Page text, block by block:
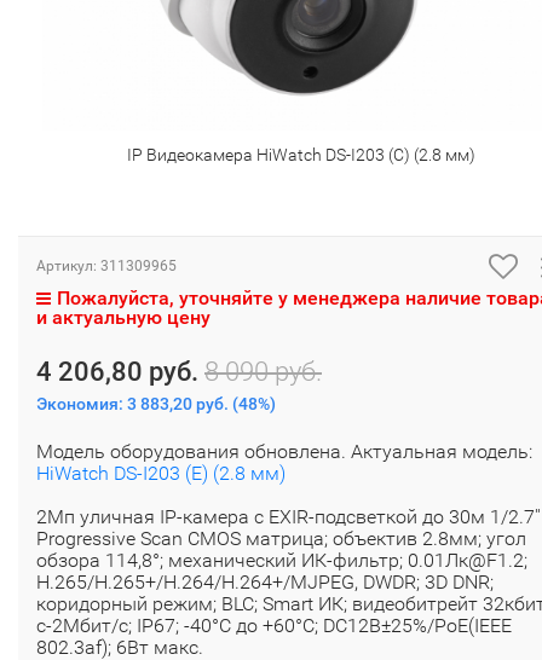
IP Видеокамера HiWatch DS-I203 (C) (2.8 мм)
Артикул: 311309965
Пожалуйста, уточняйте у менеджера наличие
и актуальную цену
4 206,80 руб. 8 090 руб.
Экономия: 3 883,20 руб. (48%)
Модель оборудования обновлена. Актуальная модель:
HiWatch DS-I203 (E) (2.8 мм)
2Мп уличная IP-камера с EXIR-подсветкой до 30м 1/2.7''
Progressive Scan CMOS матрица; объектив 2.8мм; угол
обзора 114,8°; механический ИК-фильтр; 0.01Лк@F1.2;
H.265/H.265+/H.264/H.264+/MJPEG, DWDR; 3D DNR;
коридорный режим; BLC; Smart ИК; видеобитрейт
с-2Мбит/с; IP67; -40°C до +60°C; DC12В±25%/PoE(IEEE
802.3af); 6Вт макс.